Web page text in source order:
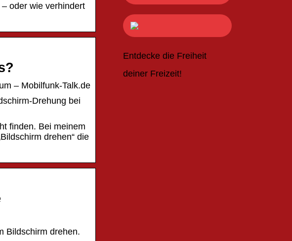
oder wie verhindert
– Mobilfunk-Talk.de
Drehung bei
finden. Bei meinem
drehen“ die
Bildschirm drehen.
Entdecke die Freiheit
deiner Freizeit!